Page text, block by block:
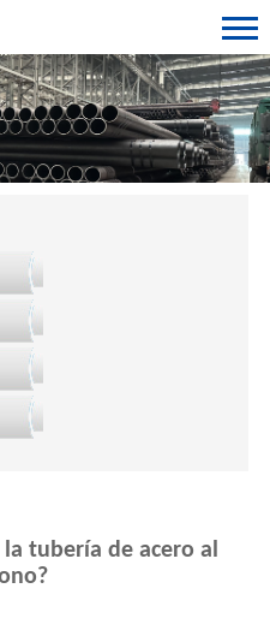
tubería de acero al